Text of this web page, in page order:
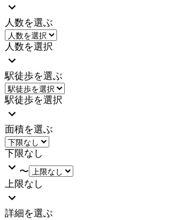
人数を選ぶ
人数を選択
駅徒歩を選ぶ
駅徒歩を選択
面積を選ぶ
下限なし
〜
上限なし
詳細を選ぶ